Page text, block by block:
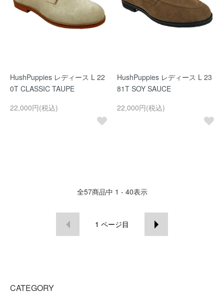
HushPuppies レディース L 22
0T CLASSIC TAUPE
22,000円(税込)
HushPuppies レディース L 23
81T SOY SAUCE
22,000円(税込)
全57商品中 1 - 40表示
1 ページ目
CATEGORY